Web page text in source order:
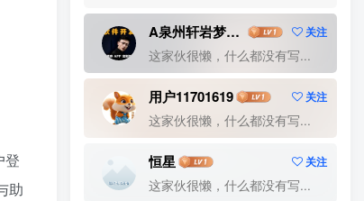
登
助
陪玩小程序
陪玩交友
陪玩APP
院系管理
院系小程序
阅读漫画
酷信即时通讯
软件著作权
跑腿小程序
跑腿
趣味评测
资讯博客网站
评测小程序
论坛源码
视频网站
A泉州轩岩梦网络科技公司 关注
这家伙很懒，什么都没有写...
用户11701619 关注
这家伙很懒，什么都没有写...
恒星 关注
这家伙很懒，什么都没有写...